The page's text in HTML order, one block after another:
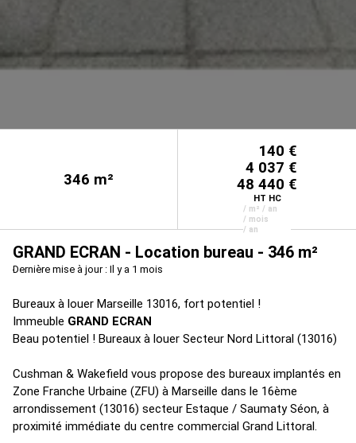
346 m²
140 €
4 037 €
48 440 €
HT HC
/ m² / an
/ mois
/ an
GRAND ECRAN - Location bureau - 346 m²
Dernière mise à jour : Il y a 1 mois
Bureaux à louer Marseille 13016, fort potentiel !
Immeuble GRAND ECRAN
Beau potentiel ! Bureaux à louer Secteur Nord Littoral (13016)
Cushman & Wakefield vous propose des bureaux implantés en
Zone Franche Urbaine (ZFU) à Marseille dans le 16ème
arrondissement (13016) secteur Estaque / Saumaty Séon, à
proximité immédiate du centre commercial Grand Littoral.